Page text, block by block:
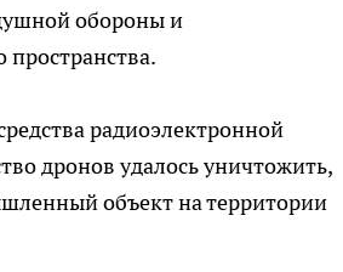
обороны и
радиоэлектронной
дронов удалось уничтожить,
объект на территории